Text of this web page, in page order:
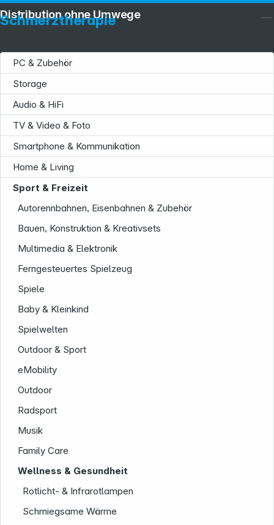
Schmerztherapie
PC & Zubehör
Storage
Audio & HiFi
TV & Video & Foto
Smartphone & Kommunikation
Home & Living
Sport & Freizeit
Autorennbahnen, Eisenbahnen & Zubehör
Bauen, Konstruktion & Kreativsets
Multimedia & Elektronik
Ferngesteuertes Spielzeug
Spiele
Baby & Kleinkind
Spielwelten
Outdoor & Sport
eMobility
Outdoor
Radsport
Musik
Family Care
Wellness & Gesundheit
Rotlicht- & Infrarotlampen
Schmiegsame Wärme
Distribution ohne Umwege
Service